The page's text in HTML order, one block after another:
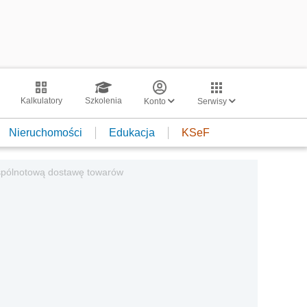
Kalkulatory Szkolenia Konto Serwisy
Nieruchomości Edukacja KSeF
dostawę towarów